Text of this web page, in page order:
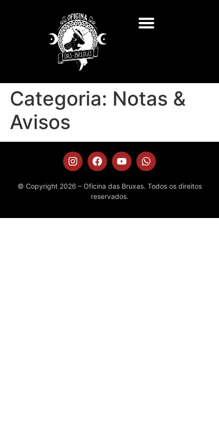
Categoria: Notas &
Avisos
© Copyright 2026 – Oficina das Bruxas. Todos os direitos
reservados.